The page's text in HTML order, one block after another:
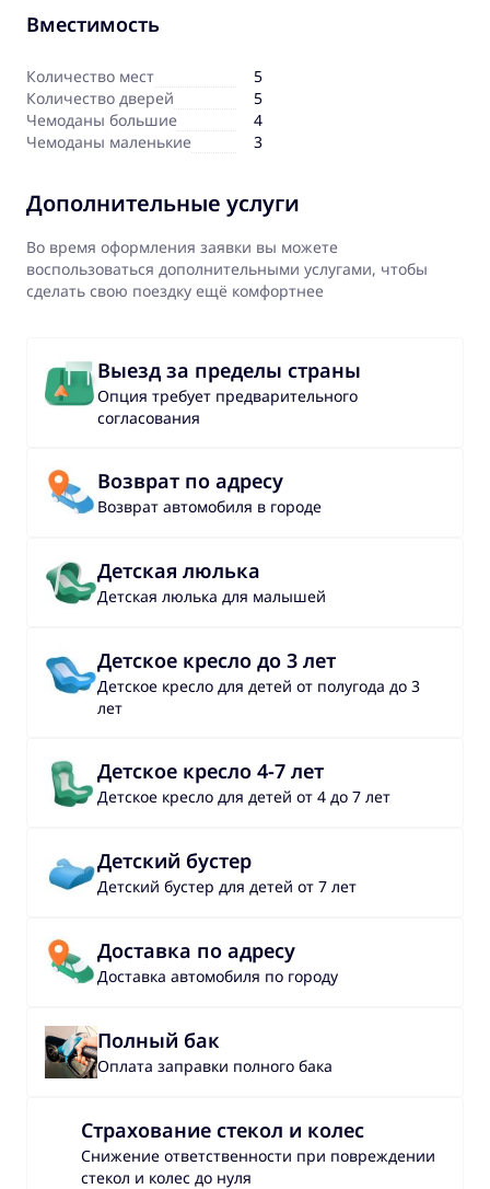
Вместимость
Количество мест
5
Количество дверей
5
Чемоданы большие
4
Чемоданы маленькие
3
Дополнительные услуги
Во время оформления заявки вы можете
воспользоваться дополнительными услугами, чтобы
сделать свою поездку ещё комфортнее
Выезд за пределы страны
Опция требует предварительного
согласования
Возврат по адресу
Возврат автомобиля в городе
Детская люлька
Детская люлька для малышей
Детское кресло до 3 лет
Детское кресло для детей от полугода до 3
лет
Детское кресло 4-7 лет
Детское кресло для детей от 4 до 7 лет
Детский бустер
Детский бустер для детей от 7 лет
Доставка по адресу
Доставка автомобиля по городу
Полный бак
Оплата заправки полного бака
Страхование стекол и колес
Снижение ответственности при повреждении
стекол и колес до нуля